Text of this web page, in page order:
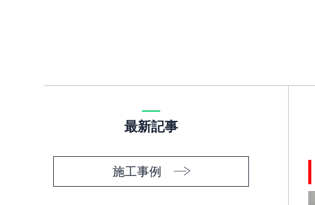
最新記事
施工事例